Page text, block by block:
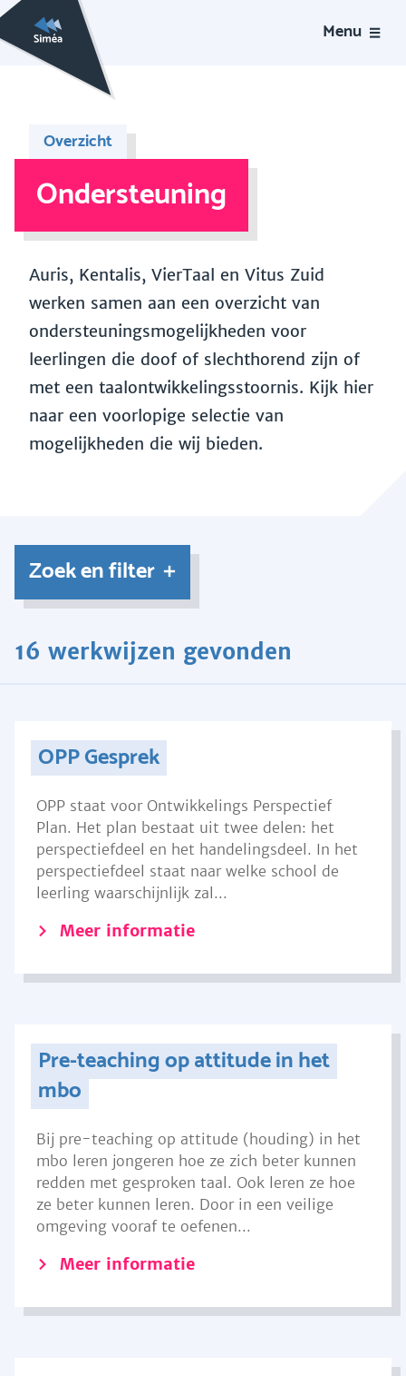
Menu
Overzicht
Ondersteuning
Auris, Kentalis, VierTaal en Vitus Zuid
werken samen aan een overzicht van
ondersteuningsmogelijkheden voor
leerlingen die doof of slechthorend zijn of
met een taalontwikkelingsstoornis. Kijk hier
naar een voorlopige selectie van
mogelijkheden die wij bieden.
Zoek en filter
16 werkwijzen gevonden
OPP Gesprek
OPP staat voor Ontwikkelings Perspectief
Plan. Het plan bestaat uit twee delen: het
perspectiefdeel en het handelingsdeel. In het
perspectiefdeel staat naar welke school de
leerling waarschijnlijk zal...
Meer informatie
Pre-teaching op attitude in het
mbo
Bij pre-teaching op attitude (houding) in het
mbo leren jongeren hoe ze zich beter kunnen
redden met gesproken taal. Ook leren ze hoe
ze beter kunnen leren. Door in een veilige
omgeving vooraf te oefenen...
Meer informatie